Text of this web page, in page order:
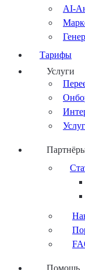
AI-
Тарифы
Услуги
Помощь